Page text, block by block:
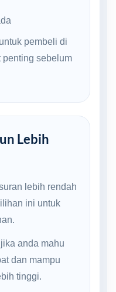
pembeli di
penting sebelum
Lebih
lebih rendah
ini untuk
anda mahu
dan mampu
tinggi.